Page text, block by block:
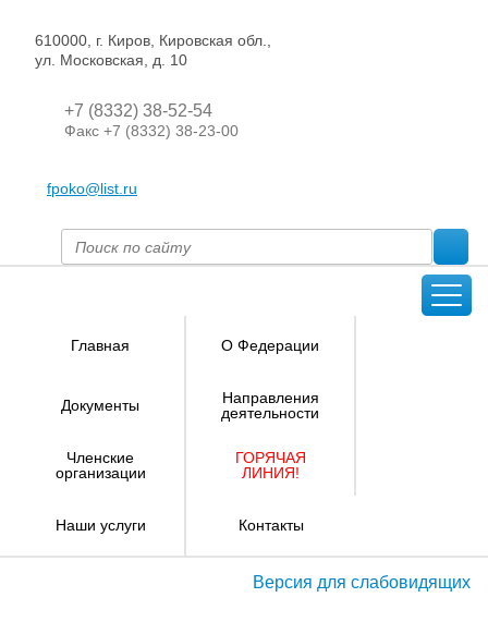
610000, г. Киров, Кировская обл.,
ул. Московская, д. 10
+7 (8332) 38-52-54
Факс +7 (8332) 38-23-00
fpoko@list.ru
Главная О Федерации
Документы
Направления
деятельности
Членские
организации
ГОРЯЧАЯ
ЛИНИЯ!
Наши услуги Контакты
Версия для слабовидящих